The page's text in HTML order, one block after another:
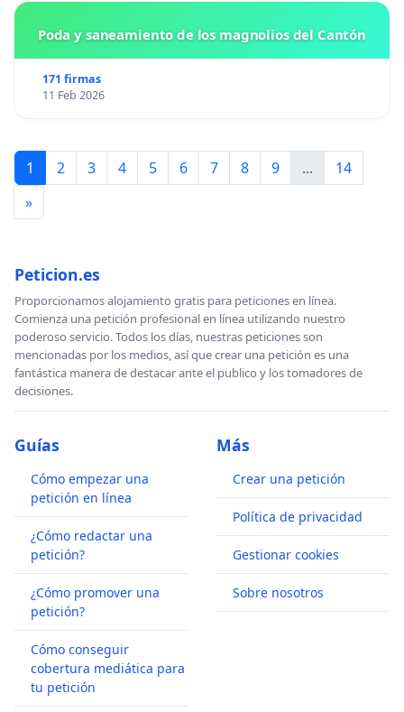
Poda y saneamiento de los magnolios del Cantón
171 firmas
11 Feb 2026
1 2 3 4 5 6 7 8 9 ...
14
»
Peticion.es
Proporcionamos alojamiento gratis para peticiones en línea.
Comienza una petición profesional en línea utilizando nuestro
poderoso servicio. Todos los días, nuestras peticiones son
mencionadas por los medios, así que crear una petición es una
fantástica manera de destacar ante el publico y los tomadores de
decisiones.
Guías
Cómo empezar una
petición en línea
¿Cómo redactar una
petición?
¿Cómo promover una
petición?
Cómo conseguir
cobertura mediática para
tu petición
Más
Crear una petición
Política de privacidad
Gestionar cookies
Sobre nosotros